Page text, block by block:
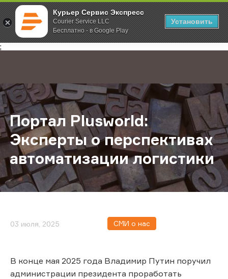
Курьер Сервис Экспресс
Courier Service LLC
Бесплатно - в Google Play
Установить
;
Главная О компании Новости Портал Plusworld: Эксперты о
Портал Plusworld:
Эксперты о перспективах
автоматизации логистики
03 июля, 2025 СМИ о нас
В конце мая 2025 года Владимир Путин поручил
администрации президента проработать